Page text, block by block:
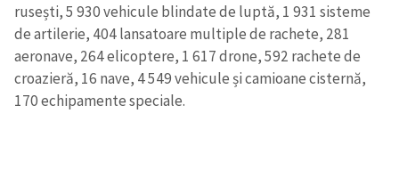
rusești, 5 930 vehicule blindate de luptă, 1 931 sisteme
de artilerie, 404 lansatoare multiple de rachete, 281
aeronave, 264 elicoptere, 1 617 drone, 592 rachete de
croazieră, 16 nave, 4 549 vehicule și camioane cisternă,
170 echipamente speciale.
Fotografie
+ Încarcă imagine
Link media
+ Link media